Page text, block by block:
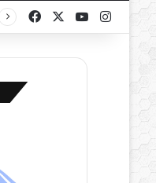
FacebookYouTube